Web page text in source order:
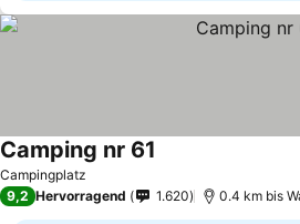
Campingplatz
Camping nr 61
9,2 Hervorragend 1.620 0.4 km bis